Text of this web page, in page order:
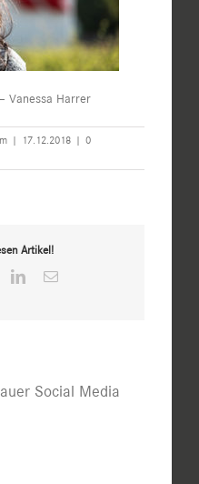
Vanessa Harrer
| 17.12.2018 | 0
Artikel!
TwitterLinkedIn
E-
Social Media